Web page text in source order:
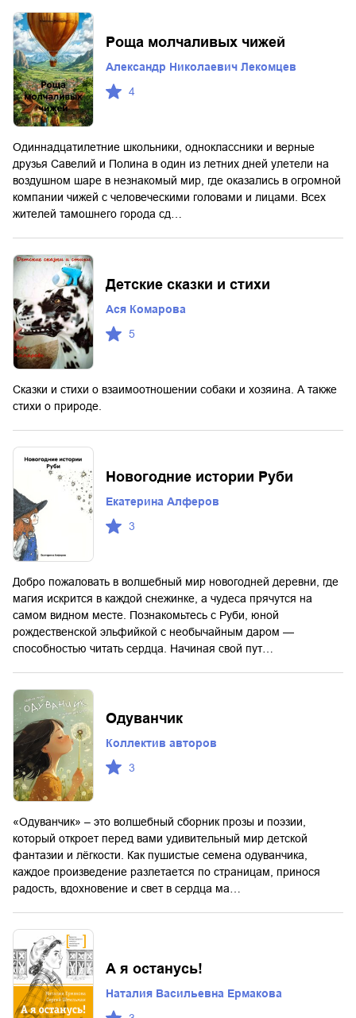
Роща молчаливых чижей
Александр Николаевич Лекомцев
4
Одиннадцатилетние школьники, одноклассники и верные
друзья Савелий и Полина в один из летних дней улетели на
воздушном шаре в незнакомый мир, где оказались в огромной
компании чижей с человеческими головами и лицами. Всех
жителей тамошнего города сд…
Детские сказки и стихи
Ася Комарова
5
Сказки и стихи о взаимоотношении собаки и хозяина. А также
стихи о природе.
Новогодние истории Руби
Екатерина Алферов
3
Добро пожаловать в волшебный мир новогодней деревни, где
магия искрится в каждой снежинке, а чудеса прячутся на
самом видном месте. Познакомьтесь с Руби, юной
рождественской эльфийкой с необычайным даром —
способностью читать сердца. Начиная свой пут…
Одуванчик
Коллектив авторов
3
«Одуванчик» – это волшебный сборник прозы и поэзии,
который откроет перед вами удивительный мир детской
фантазии и лёгкости. Как пушистые семена одуванчика,
каждое произведение разлетается по страницам, принося
радость, вдохновение и свет в сердца ма…
А я останусь!
Наталия Васильевна Ермакова